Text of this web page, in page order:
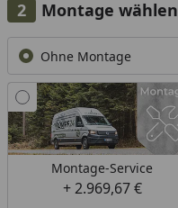
Montage wählen
Ohne Montage
Montage-Service
+ 2.969,67 €